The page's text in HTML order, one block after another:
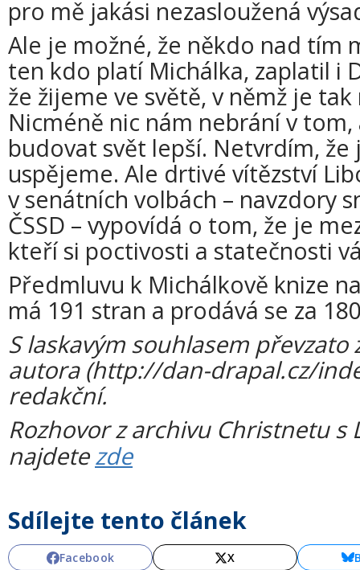
pro mě jakási nezasloužená
Ale je možné, že někdo nad tím
ten kdo platí Michálka, zaplatil i
že žijeme ve světě, v němž je
Nicméně nic nám nebrání v
budovat svět lepší. Netvrdím, že
uspějeme. Ale drtivé vítězství
v senátních volbách – navzdory
ČSSD – vypovídá o tom, že je
kteří si poctivosti a statečnosti
Předmluvu k Michálkově knize
má 191 stran a prodává se za
S laskavým souhlasem
autora (http://dan-drapal.cz/
redakční.
Rozhovor z archivu Christnetu
najdetezde
Sdílejte tento článek
Facebook X